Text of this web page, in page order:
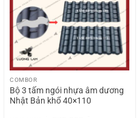
COMBOR
Bộ 3 tấm ngói nhựa âm dương
Nhật Bản khổ 40×110